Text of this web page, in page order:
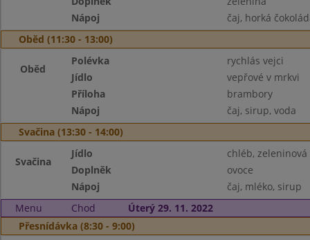
Nápoj
čaj, horká
Oběd (11:30 - 13:00)
Oběd
Polévka
rychlás vejci
Jídlo
vepřové v mrkvi
Příloha
brambory
Nápoj
čaj, sirup, voda
Svačina (13:30 - 14:00)
Svačina
Jídlo
chléb,
Doplněk
ovoce
Nápoj
čaj, mléko, sirup
Menu
Chod
Úterý 29. 11. 2022
Přesnídávka (8:30 - 9:00)